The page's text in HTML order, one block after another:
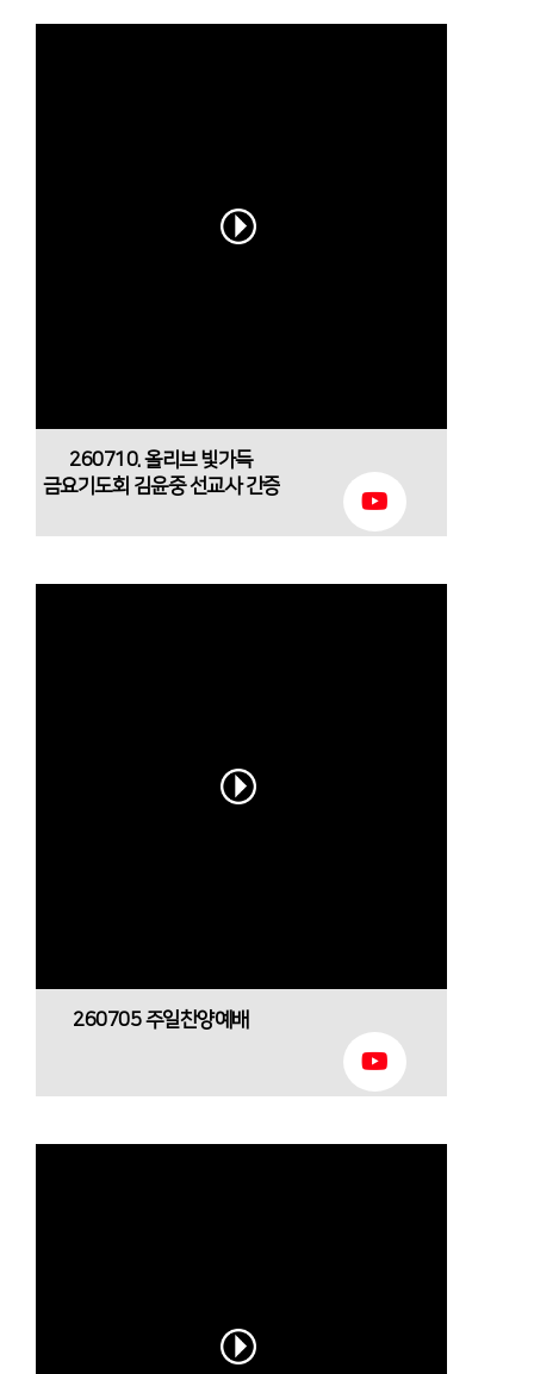
260710. 올리브 빛가득
금요기도회 김윤중 선교사 간증
260705 주일찬양예배